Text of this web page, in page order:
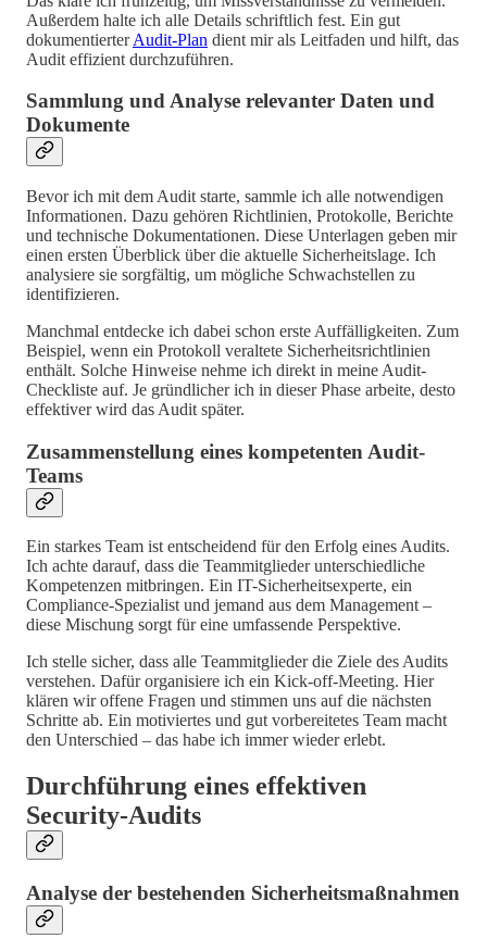
Außerdem halte ich alle Details schriftlich fest. Ein gut
dokumentierterAudit-Plan dient mir als Leitfaden und hilft, das
Audit effizient durchzuführen.
Sammlung und Analyse relevanter Daten und
Dokumente
Bevor ich mit dem Audit starte, sammle ich alle notwendigen
Informationen. Dazu gehören Richtlinien, Protokolle, Berichte
und technische Dokumentationen. Diese Unterlagen geben mir
einen ersten Überblick über die aktuelle Sicherheitslage. Ich
analysiere sie sorgfältig, um mögliche Schwachstellen zu
identifizieren.
Manchmal entdecke ich dabei schon erste Auffälligkeiten. Zum
Beispiel, wenn ein Protokoll veraltete Sicherheitsrichtlinien
enthält. Solche Hinweise nehme ich direkt in meine Audit-
Checkliste auf. Je gründlicher ich in dieser Phase arbeite, desto
effektiver wird das Audit später.
Zusammenstellung eines kompetenten Audit-
Teams
Ein starkes Team ist entscheidend für den Erfolg eines Audits.
Ich achte darauf, dass die Teammitglieder unterschiedliche
Kompetenzen mitbringen. Ein IT-Sicherheitsexperte, ein
Compliance-Spezialist und jemand aus dem Management –
diese Mischung sorgt für eine umfassende Perspektive.
Ich stelle sicher, dass alle Teammitglieder die Ziele des Audits
verstehen. Dafür organisiere ich ein Kick-off-Meeting. Hier
klären wir offene Fragen und stimmen uns auf die nächsten
Schritte ab. Ein motiviertes und gut vorbereitetes Team macht
den Unterschied – das habe ich immer wieder erlebt.
Durchführung eines effektiven
Security-Audits
Analyse der bestehenden Sicherheitsmaßnahmen